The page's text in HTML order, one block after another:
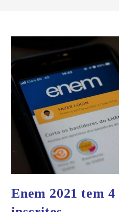
Enem 2021 tem 4